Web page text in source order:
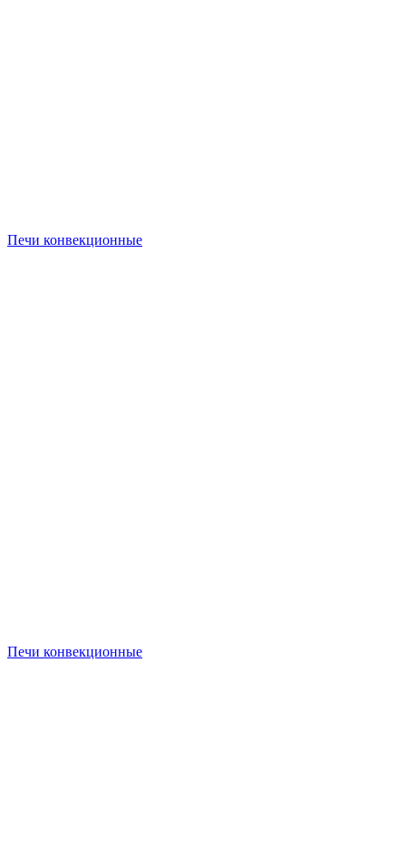
Печи конвекционные
Печи конвекционные